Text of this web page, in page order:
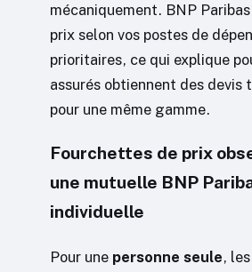
mécaniquement. BNP
prix selon vos postes de
prioritaires, ce qui explique
assurés obtiennent des
pour une même gamme.
Fourchettes de prix
une mutuelle BNP
individuelle
Pour une personne seule,